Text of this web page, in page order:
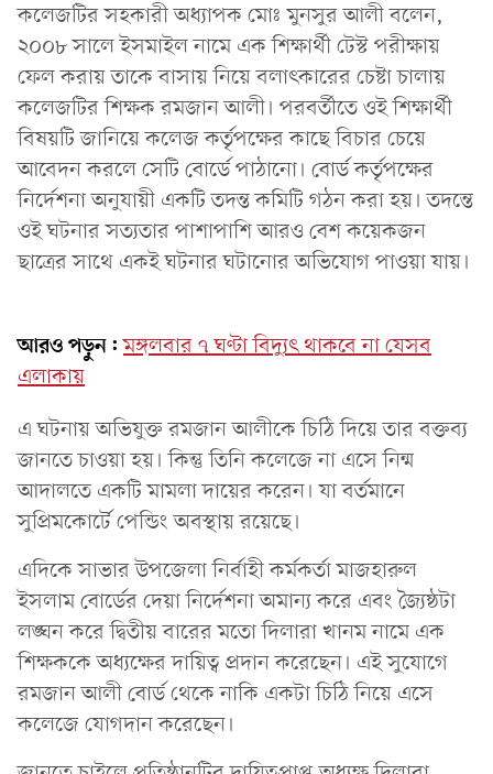
কলেজটির সহকারী অধ্যাপক মোঃ মুনসুর আলী বলেন,
২০০৮ সালে ইসমাইল নামে এক শিক্ষার্থী টেস্ট পরীক্ষায়
ফেল করায় তাকে বাসায় নিয়ে বলাৎকারের চেষ্টা চালায়
কলেজটির শিক্ষক রমজান আলী। পরবর্তীতে ওই শিক্ষার্থী
বিষয়টি জানিয়ে কলেজ কর্তৃপক্ষের কাছে বিচার চেয়ে
আবেদন করলে সেটি বোর্ডে পাঠানো। বোর্ড কর্তৃপক্ষের
নির্দেশনা অনুযায়ী একটি তদন্ত কমিটি গঠন করা হয়। তদন্তে
ওই ঘটনার সত্যতার পাশাপাশি আরও বেশ কয়েকজন
ছাত্রের সাথে একই ঘটনার ঘটানোর অভিযোগ পাওয়া যায়।
আরও পড়ুন: মঙ্গলবার ৭ ঘণ্টা বিদ্যুৎ থাকবে না যেসব
এলাকায়
এ ঘটনায় অভিযুক্ত রমজান আলীকে চিঠি দিয়ে তার বক্তব্য
জানতে চাওয়া হয়। কিন্তু তিনি কলেজে না এসে নিন্ম
আদালতে একটি মামলা দায়ের করেন। যা বর্তমানে
সুপ্রিমকোর্টে পেন্ডিং অবস্থায় রয়েছে।
এদিকে সাভার উপজেলা নির্বাহী কর্মকর্তা মাজহারুল
ইসলাম বোর্ডের দেয়া নির্দেশনা অমান্য করে এবং জ্যৈষ্ঠটা
লঙ্ঘন করে দ্বিতীয় বারের মতো দিলারা খানম নামে এক
শিক্ষককে অধ্যক্ষের দায়িত্ব প্রদান করেছেন। এই সুযোগে
রমজান আলী বোর্ড থেকে নাকি একটা চিঠি নিয়ে এসে
কলেজে যোগদান করেছেন।